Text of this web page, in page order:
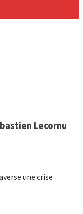
Lecornu
une crise